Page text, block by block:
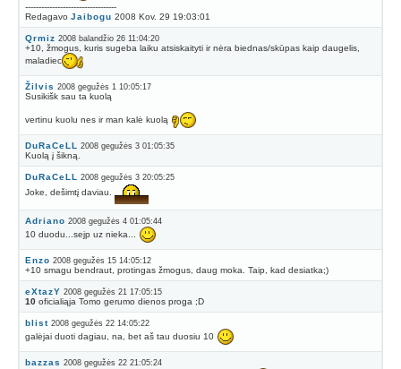
----------------------------------
Redagavo Jaibogu 2008 Kov. 29 19:03:01
Qrmiz 2008 balandžio 26 11:04:20
+10, žmogus, kuris sugeba laiku atsiskaityti ir nėra biednas/skūpas kaip daugelis,
maladiec
Žilvis 2008 gegužės 1 10:05:17
Susikišk sau ta kuolą
vertinu kuolu nes ir man kalė kuolą
DuRaCeLL 2008 gegužės 3 01:05:35
Kuolą į šikną.
DuRaCeLL 2008 gegužės 3 20:05:25
Joke, dešimtį daviau.
Adriano 2008 gegužės 4 01:05:44
10 duodu...sejp uz nieka...
Enzo 2008 gegužės 15 14:05:12
+10 smagu bendraut, protingas žmogus, daug moka. Taip, kad desiatka;)
eXtazY 2008 gegužės 21 17:05:15
10oficialiąja Tomo gerumo dienos proga ;D
blist 2008 gegužės 22 14:05:22
galėjai duoti dagiau, na, bet aš tau duosiu 10
bazzas 2008 gegužės 22 21:05:24